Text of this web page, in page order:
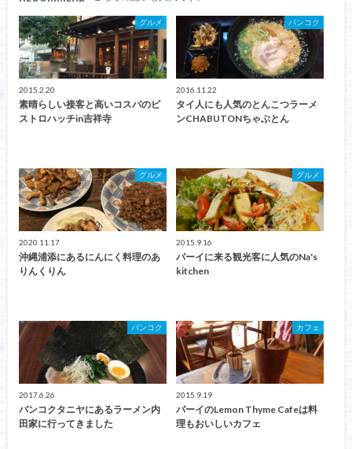
グルメ
2015.2.20
素晴らしい接客と高いコスパのビ
ストロハッチin吉祥寺
バンコク
2016.11.22
タイ人にも人気のとんこつラーメ
ンCHABUTONちゃぶとん
グルメ
2020.11.17
沖縄浦添にあるにんにく料理のあ
りんくりん
グルメ
2015.9.16
パーイに来る観光客に人気のNa's
kitchen
バンコク
2017.6.26
バンコクタニヤにあるラーメン内
田家に行ってきました
カフェ
2015.9.19
パーイのLemon Thyme Cafeは料
理もおいしいカフェ